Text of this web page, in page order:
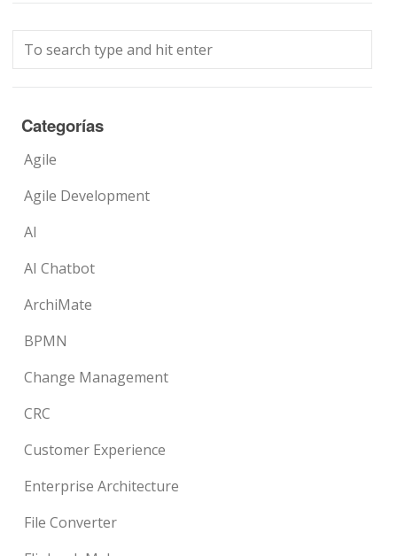
Categorías
Agile
Agile Development
AI
AI Chatbot
ArchiMate
BPMN
Change Management
CRC
Customer Experience
Enterprise Architecture
File Converter